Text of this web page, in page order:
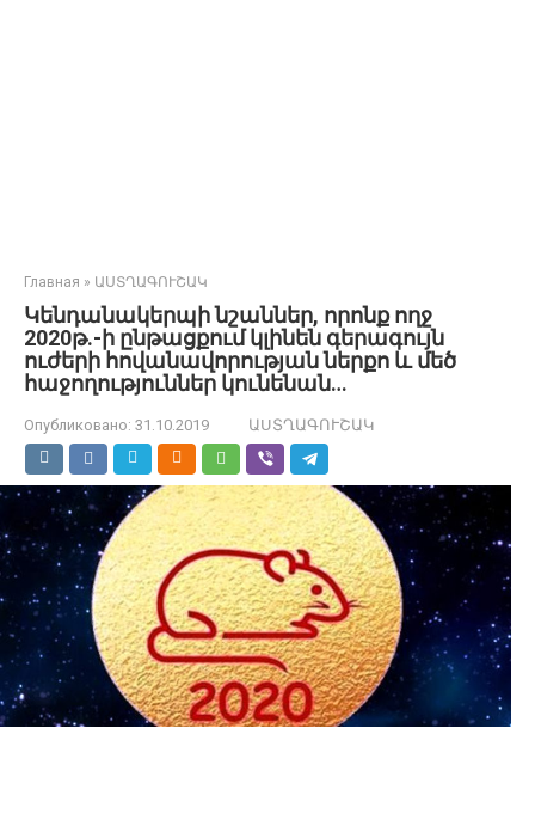
Главная » ԱՍՏՂԱԳՈՒՇԱԿ
Կենդանակերպի նշաններ, որոնք ողջ
2020թ.-ի ընթացքում կլինեն գերագույն
ուժերի հովանավորության ներքո և մեծ
հաջողություններ կունենան…
Опубликовано: 31.10.2019 ԱՍՏՂԱԳՈՒՇԱԿ